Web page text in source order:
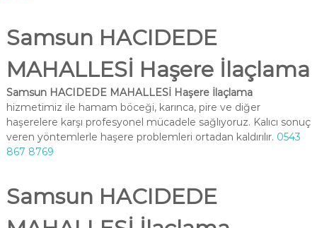
Samsun HACIDEDE
MAHALLESİ Haşere İlaçlama
Samsun HACIDEDE MAHALLESİ Haşere İlaçlama
hizmetimiz ile hamam böceği, karınca, pire ve diğer
haşerelere karşı profesyonel mücadele sağlıyoruz. Kalıcı sonuç
veren yöntemlerle haşere problemleri ortadan kaldırılır. 0543
867 8769
Samsun HACIDEDE